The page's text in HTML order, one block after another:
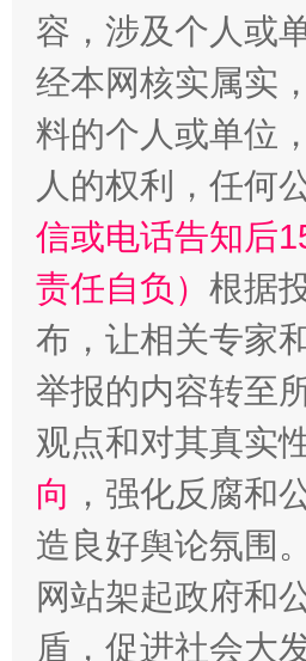
招工难、用工荒背后
容，涉及个人或
经本网核实属实
料的个人或单位
人的权利，任何
信或电话告知后
责任自负） 根据
布，让相关专家
举报的内容转至
观点和对其真实
向 ，强化反腐和
造良好舆论氛围
网站架起政府和
盾，促进社会大